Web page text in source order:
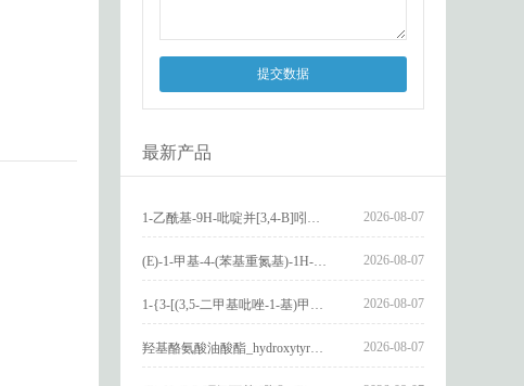
提交数据
最新产品
2026-08-07
2026-08-07
2026-08-07
2026-08-07